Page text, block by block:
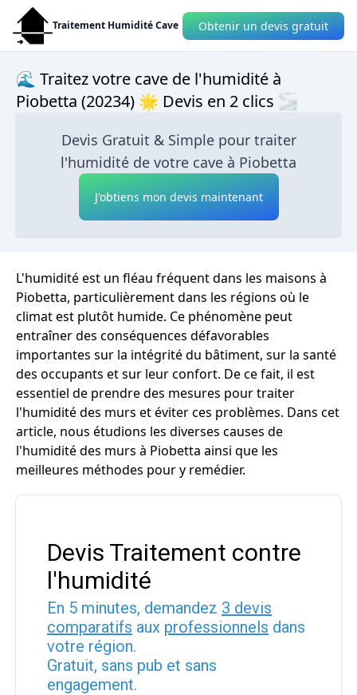
Traitement Humidité Cave Obtenir un devis gratuit
🌊 Traitez votre cave de l'humidité à
Piobetta (20234) 🌟 Devis en 2 clics 🌫
Devis Gratuit & Simple pour traiter
l'humidité de votre cave à Piobetta
J'obtiens mon devis maintenant
L'humidité est un fléau fréquent dans les maisons à
Piobetta, particulièrement dans les régions où le
climat est plutôt humide. Ce phénomène peut
entraîner des conséquences défavorables
importantes sur la intégrité du bâtiment, sur la santé
des occupants et sur leur confort. De ce fait, il est
essentiel de prendre des mesures pour traiter
l'humidité des murs et éviter ces problèmes. Dans cet
article, nous étudions les diverses causes de
l'humidité des murs à Piobetta ainsi que les
meilleures méthodes pour y remédier.
Devis Traitement contre
l'humidité
En 5 minutes, demandez 3 devis
comparatifs aux professionnels dans
votre région.
Gratuit, sans pub et sans
engagement.